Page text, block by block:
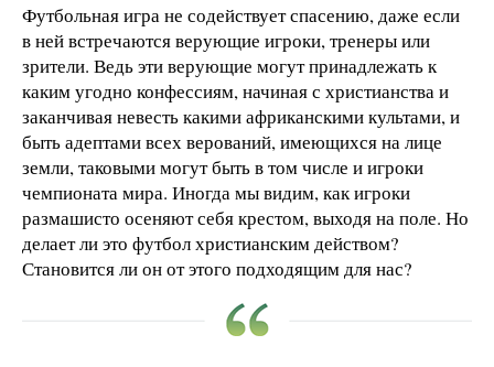
Футбольная игра не содействует спасению, даже если
в ней встречаются верующие игроки, тренеры или
зрители. Ведь эти верующие могут принадлежать к
каким угодно конфессиям, начиная с христианства и
заканчивая невесть какими африканскими культами, и
быть адептами всех верований, имеющихся на лице
земли, таковыми могут быть в том числе и игроки
чемпионата мира. Иногда мы видим, как игроки
размашисто осеняют себя крестом, выходя на поле. Но
делает ли это футбол христианским действом?
Становится ли он от этого подходящим для нас?